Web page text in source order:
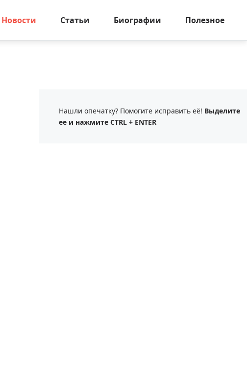
Новости Статьи Биографии Полезное
Нашли опечатку? Помогите исправить её! Выделите
ее и нажмите CTRL + ENTER